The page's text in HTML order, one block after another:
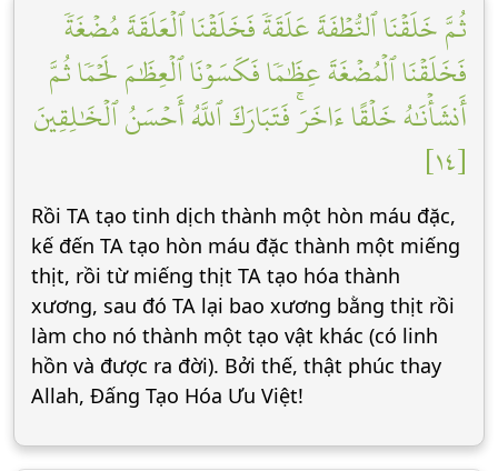
ثُمَّ خَلَقۡنَا ٱلنُّطۡفَةَ عَلَقَةٗ فَخَلَقۡنَا ٱلۡعَلَقَةَ مُضۡغَةٗ
فَخَلَقۡنَا ٱلۡمُضۡغَةَ عِظَٰمٗا فَكَسَوۡنَا ٱلۡعِظَٰمَ لَحۡمٗا ثُمَّ
أَنشَأۡنَٰهُ خَلۡقًا ءَاخَرَۚ فَتَبَارَكَ ٱللَّهُ أَحۡسَنُ ٱلۡخَٰلِقِينَ
[١٤]
Rồi TA tạo tinh dịch thành một hòn máu đặc,
kế đến TA tạo hòn máu đặc thành một miếng
thịt, rồi từ miếng thịt TA tạo hóa thành
xương, sau đó TA lại bao xương bằng thịt rồi
làm cho nó thành một tạo vật khác (có linh
hồn và được ra đời). Bởi thế, thật phúc thay
Allah, Đấng Tạo Hóa Ưu Việt!